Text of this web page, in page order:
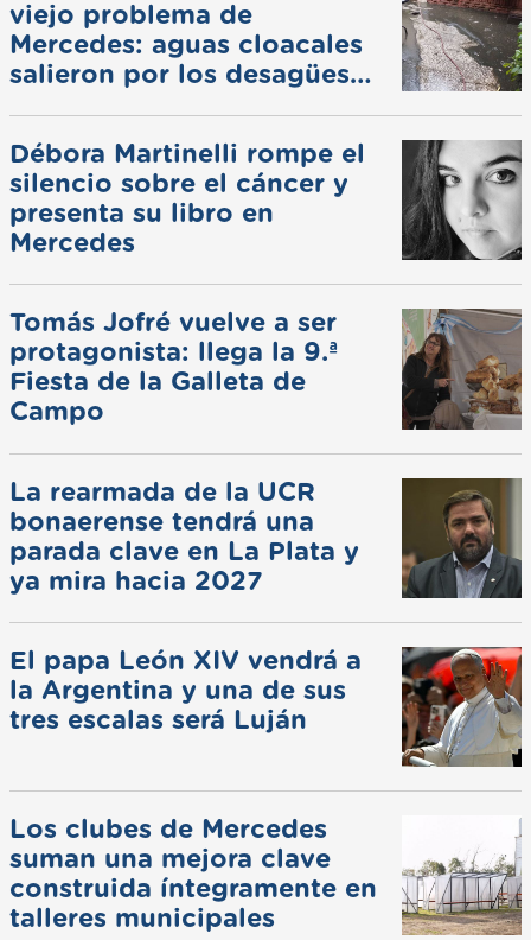
viejo problema de
Mercedes: aguas cloacales
salieron por los desagües
Débora Martinelli rompe el
silencio sobre el cáncer y
presenta su libro en
Mercedes
Tomás Jofré vuelve a ser
protagonista: llega la 9.ª
Fiesta de la Galleta de
Campo
La rearmada de la UCR
bonaerense tendrá una
parada clave en La Plata y
ya mira hacia 2027
El papa León XIV vendrá a
la Argentina y una de sus
tres escalas será Luján
Los clubes de Mercedes
suman una mejora clave
construida íntegramente en
talleres municipales